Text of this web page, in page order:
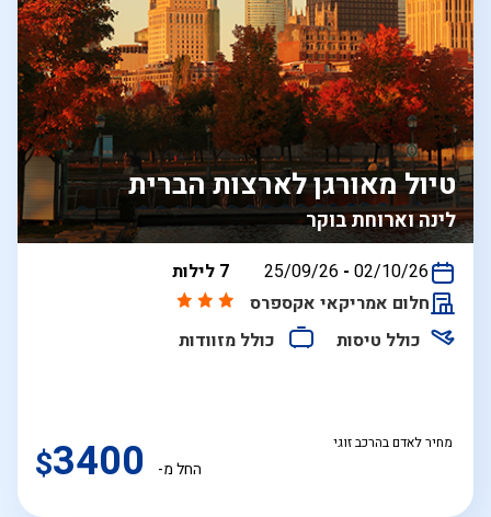
לינה וארוחת בוקר
טיול מאורגן לארצות הברית
בין
25/09/26 - 02/10/26
7 לילות
חלום אמריקאי אקספרס
כולל טיסות
כולל מזוודות
מחיר לאדם בהרכב זוגי
החל מ- $3400